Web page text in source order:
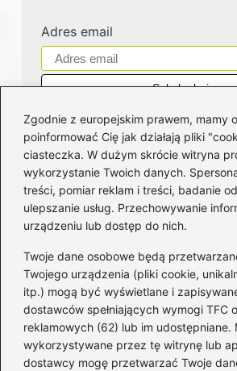
Zgodnie z europejskim prawem, mamy
poinformować Cię jak działają pliki
ciasteczka. W dużym skrócie witryna
wykorzystanie Twoich danych.
treści, pomiar reklam i treści, badanie
ulepszanie usług. Przechowywanie
urządzeniu lub dostęp do nich.
Twoje dane osobowe będą
Twojego urządzenia (pliki cookie,
itp.) mogą być wyświetlane i
dostawców spełniających wymogi TFC
reklamowych (62) lub im udostępniane.
wykorzystywane przez tę witrynę lub
dostawcy mogę przetwarzać Twoje
Adres email
Kategorie
Bankowość (181)
Fundusze
(36)
Giełda(28)
Inwestycje(49)
Rentowność(32)
Rozliczenia(196)
Świadczenia socjalne(59)